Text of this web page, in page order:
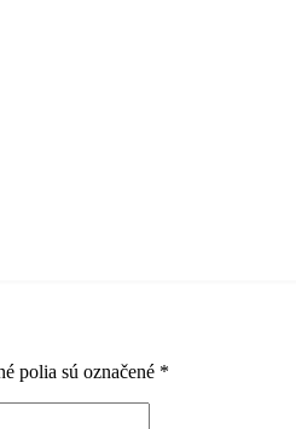
polia sú označené *